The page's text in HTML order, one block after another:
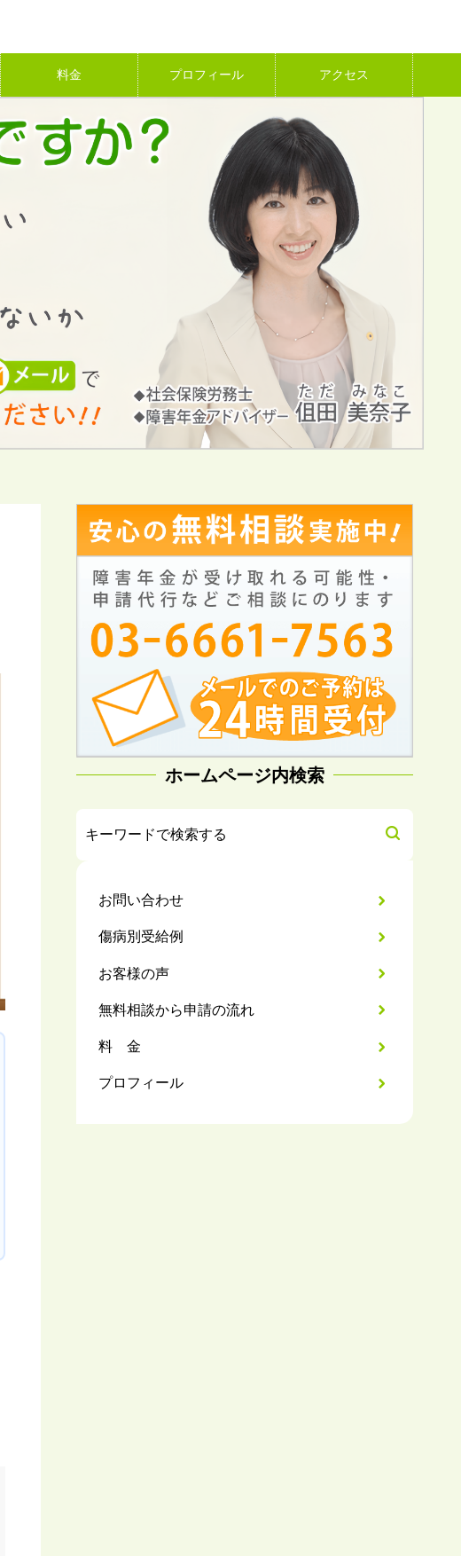
料金 プロフィール アクセス
ホームページ内検索
お問い合わせ
傷病別受給例
お客様の声
無料相談から申請の流れ
料 金
プロフィール